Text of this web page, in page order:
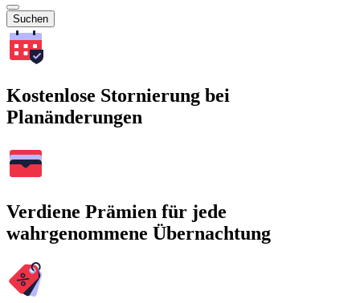
Suchen
Kostenlose Stornierung bei
Planänderungen
Verdiene Prämien für jede
wahrgenommene Übernachtung